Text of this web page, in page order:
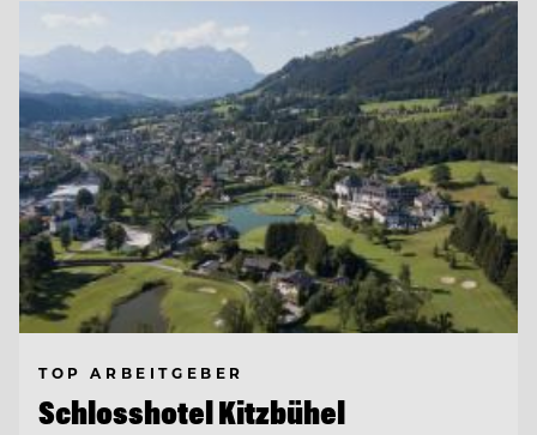
TOP ARBEITGEBER
Schlosshotel Kitzbühel